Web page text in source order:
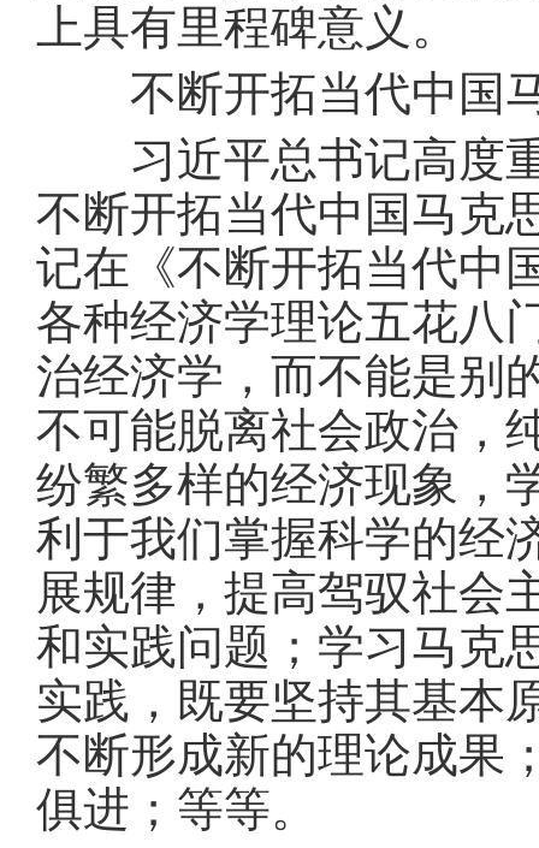
上具有里程碑意义。
不断开拓当代中国马
习近平总书记高度重
不断开拓当代中国马克
记在《不断开拓当代中
各种经济学理论五花八
治经济学，而不能是别
不可能脱离社会政治，
纷繁多样的经济现象，
利于我们掌握科学的经
展规律，提高驾驭社会
和实践问题；学习马克
实践，既要坚持其基本
不断形成新的理论成果
俱进；等等。